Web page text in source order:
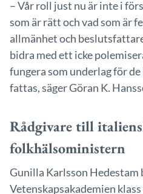
– Vår roll just nu är inte i
som är rätt och vad som är
allmänhet och
bidra med ett icke
fungera som underlag för
fattas, säger Göran K.
Rådgivare till
folkhälsoministern
Gunilla Karlsson Hedestam
Vetenskapsakademien